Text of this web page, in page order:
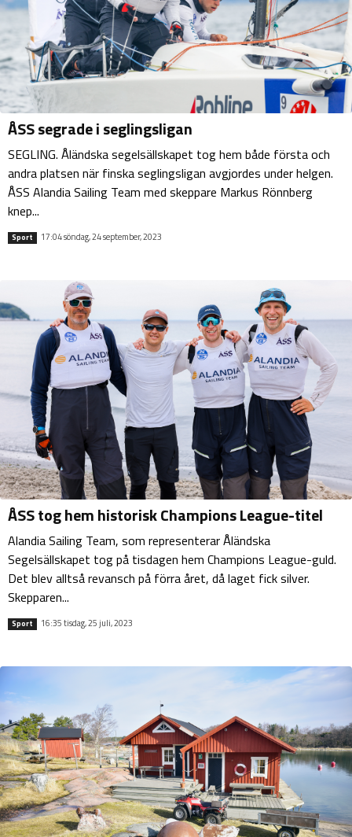
ÅSS segrade i seglingsligan
SEGLING. Åländska segelsällskapet tog hem både första och
andra platsen när finska seglingsligan avgjordes under helgen.
ÅSS Alandia Sailing Team med skeppare Markus Rönnberg
knep...
Sport 17:04 söndag, 24 september, 2023
ÅSS tog hem historisk Champions League-titel
Alandia Sailing Team, som representerar Åländska
Segelsällskapet tog på tisdagen hem Champions League-guld.
Det blev alltså revansch på förra året, då laget fick silver.
Skepparen...
Sport 16:35 tisdag, 25 juli, 2023